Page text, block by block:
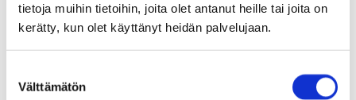
tietoja muihin tietoihin, joita olet antanut heille tai joita on
kerätty, kun olet käyttänyt heidän palvelujaan.
valinta
Välttämätön